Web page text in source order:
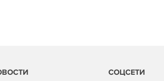
СОЦСЕТИ